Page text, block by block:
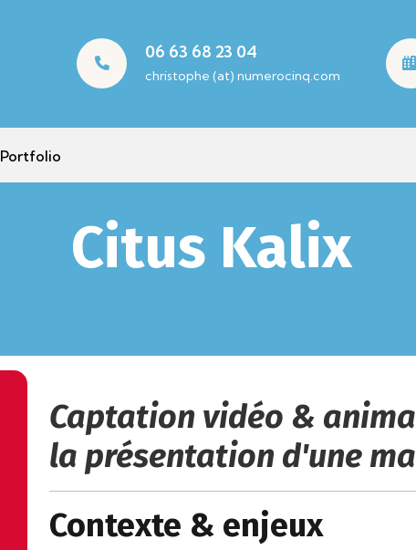
06 63 68 23 04
christophe (at) numerocinq.com
Portfolio
Citus Kalix
Captation vidéo &
la présentation d'une
Contexte & enjeux